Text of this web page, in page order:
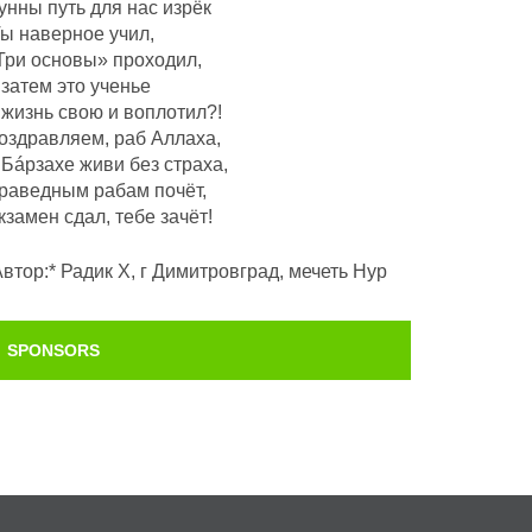
путь для нас изрёк
наверное учил,
основы» проходил,
это ученье
свою и воплотил?!
раб Аллаха,
живи без страха,
рабам почëт,
сдал, тебе зачёт!
Радик Х, г Димитровград, мечеть Нур
SPONSORS